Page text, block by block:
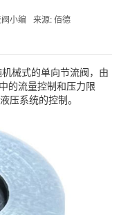
小编 来源: 佰德
械式的单向节流阀，由
的流量控制和压力限
压系统的控制。